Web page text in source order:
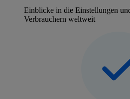
Einblicke in die Einstellungen
Verbrauchern weltweit